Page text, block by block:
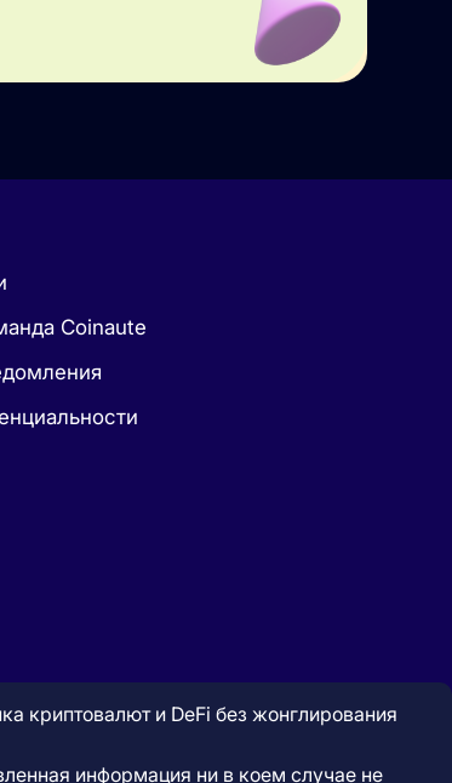
Coinaute
криптовалют и DeFi без жонглирования
информация ни в коем случае не